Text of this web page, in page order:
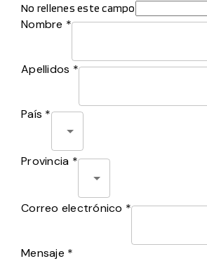
No rellenes este campo
Nombre *
Apellidos *
País *
Provincia *
Correo electrónico *
Mensaje *